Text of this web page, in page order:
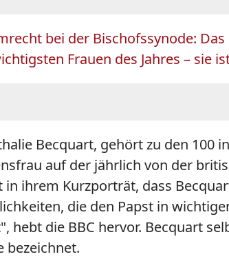
bei der Bischofssynode:
Frauen des Jahres – sie
Becquart, gehört zu den 100
auf der jährlich von der
ihrem Kurzporträt, dass
die den Papst in
hebt die BBC hervor. Becquart
bezeichnet.